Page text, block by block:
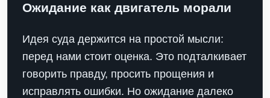
Ожидание как двигатель морали
Идея суда держится на простой мысли:
перед нами стоит оценка. Это подталкивает
говорить правду, просить прощения и
исправлять ошибки. Но ожидание далеко